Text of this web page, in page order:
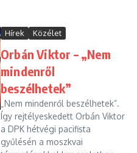
Hírek Közélet
Orbán Viktor – „Nem
mindenről
beszélhetek”
„Nem mindenről beszélhetek”.
Így rejtélyeskedett Orbán Viktor
a DPK hétvégi pacifista
gyűlésén a moszkvai